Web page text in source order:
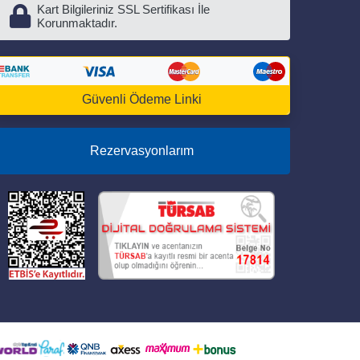
Kart Bilgileriniz SSL Sertifikası İle
Korunmaktadır.
Güvenli Ödeme Linki
Rezervasyonlarım